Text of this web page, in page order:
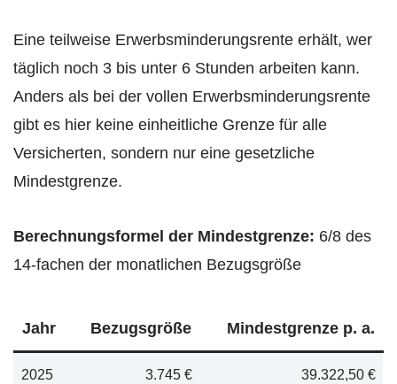
Eine teilweise Erwerbsminderungsrente erhält, wer
täglich noch 3 bis unter 6 Stunden arbeiten kann.
Anders als bei der vollen Erwerbsminderungsrente
gibt es hier keine einheitliche Grenze für alle
Versicherten, sondern nur eine gesetzliche
Mindestgrenze.
Berechnungsformel der Mindestgrenze: 6/8 des
14-fachen der monatlichen Bezugsgröße
Jahr Bezugsgröße Mindestgrenze p. a.
2025 3.745 € 39.322,50 €